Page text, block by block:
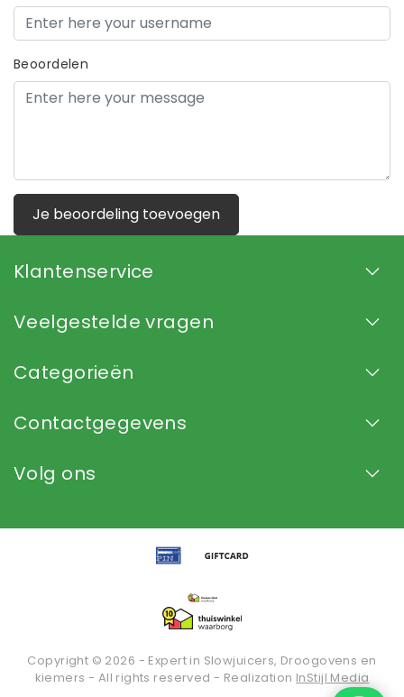
Beoordelen
Je beoordeling toevoegen
Klantenservice
Veelgestelde vragen
Categorieën
Contactgegevens
Volg ons
Copyright © 2026 - Expert in Slowjuicers, Droogovens en
kiemers - All rights reserved - Realization InStijl Media